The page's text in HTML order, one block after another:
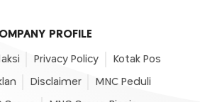
PROFILE
Privacy Policy Kotak Pos
Disclaimer MNC Peduli